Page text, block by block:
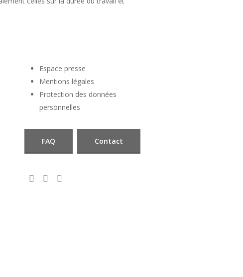
Espace presse
Mentions légales
Protection des données
personnelles
FAQ Contact